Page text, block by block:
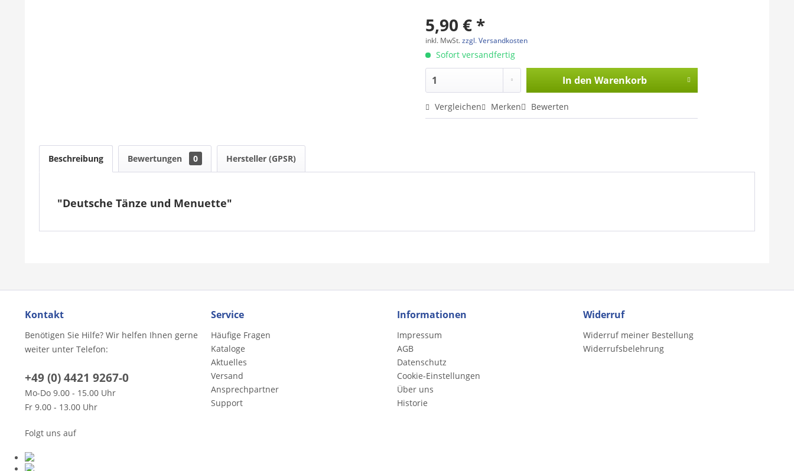
5,90 € *
inkl. MwSt.zzgl. Versandkosten
Sofort versandfertig
In den Warenkorb
Vergleichen Merken Bewerten
Beschreibung Bewertungen 0 Hersteller (GPSR)
"Deutsche Tänze und Menuette"
Kontakt
Benötigen Sie Hilfe? Wir helfen Ihnen gerne
weiter unter Telefon:
+49 (0) 4421 9267-0
Mo-Do 9.00 - 15.00 Uhr
Fr 9.00 - 13.00 Uhr
Folgt uns auf
Service
Häufige Fragen
Kataloge
Aktuelles
Versand
Ansprechpartner
Support
Informationen
Impressum
AGB
Datenschutz
Cookie-Einstellungen
Über uns
Historie
Widerruf
Widerruf meiner Bestellung
Widerrufsbelehrung